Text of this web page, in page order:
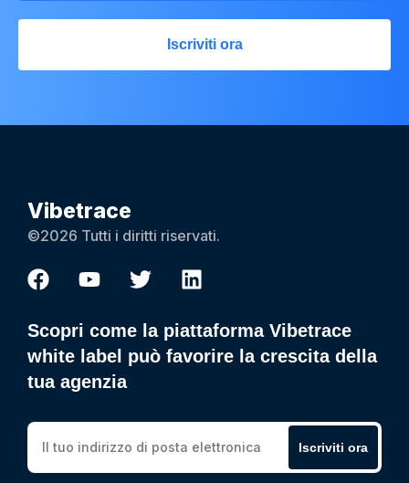
Iscriviti ora
Vibetrace
©2026 Tutti i diritti riservati.
Scopri come la piattaforma Vibetrace
white label può favorire la crescita della
tua agenzia
Iscriviti ora